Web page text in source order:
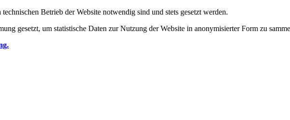
Betrieb der Website notwendig sind und stets gesetzt werden.
gesetzt, um statistische Daten zur Nutzung der Website in anonymisierter Form zu